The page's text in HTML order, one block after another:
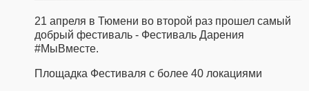
21 апреля в Тюмени во второй раз прошел самый
добрый фестиваль - Фестиваль Дарения
#МыВместе.
Площадка Фестиваля с более 40 локациями